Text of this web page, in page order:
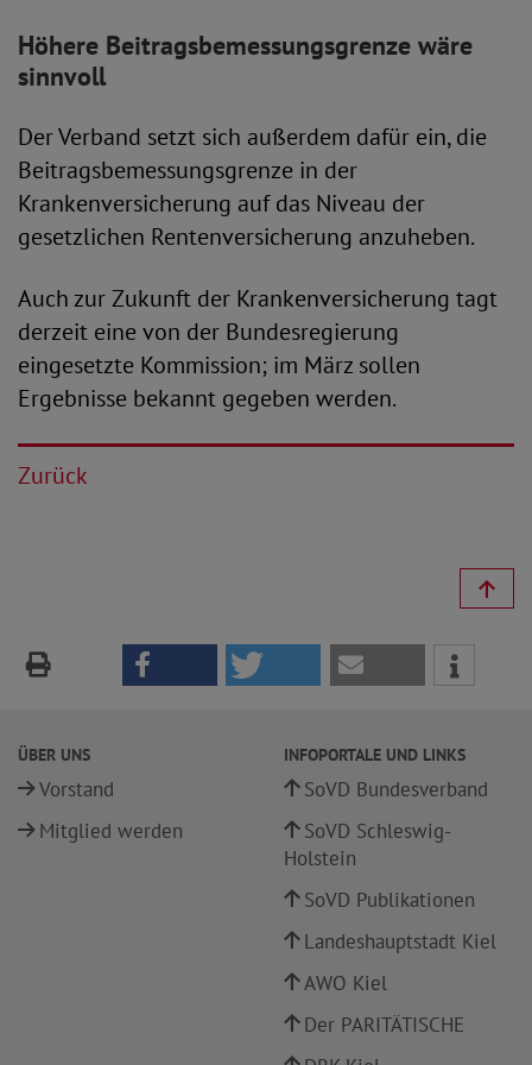
Höhere Beitragsbemessungsgrenze wäre
sinnvoll
Der Verband setzt sich außerdem dafür ein, die
Beitragsbemessungsgrenze in der
Krankenversicherung auf das Niveau der
gesetzlichen Rentenversicherung anzuheben.
Auch zur Zukunft der Krankenversicherung tagt
derzeit eine von der Bundesregierung
eingesetzte Kommission; im März sollen
Ergebnisse bekannt gegeben werden.
Zurück
ÜBER UNS
Vorstand
Mitglied werden
INFOPORTALE UND LINKS
SoVD Bundesverband
SoVD Schleswig-
Holstein
SoVD Publikationen
Landeshauptstadt Kiel
AWO Kiel
Der PARITÄTISCHE